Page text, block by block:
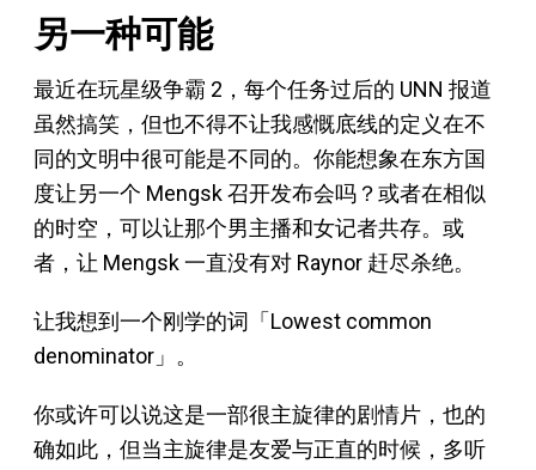
另一种可能
最近在玩星级争霸 2，每个任务过后的 UNN 报道
虽然搞笑，但也不得不让我感慨底线的定义在不
同的文明中很可能是不同的。你能想象在东方国
度让另一个 Mengsk 召开发布会吗？或者在相似
的时空，可以让那个男主播和女记者共存。或
者，让 Mengsk 一直没有对 Raynor 赶尽杀绝。
让我想到一个刚学的词「Lowest common
denominator」。
你或许可以说这是一部很主旋律的剧情片，也的
确如此，但当主旋律是友爱与正直的时候，多听